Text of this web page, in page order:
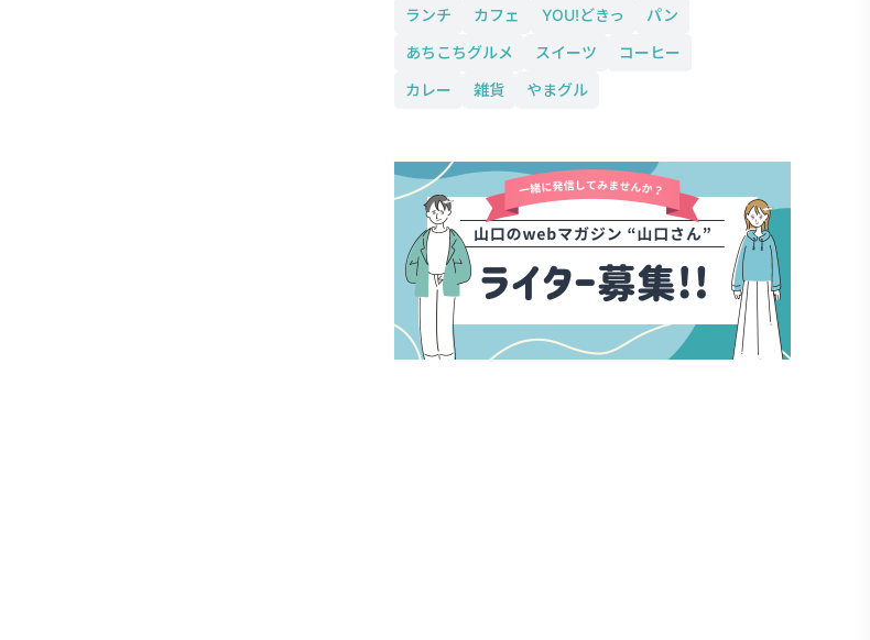
ランチ カフェ YOU!どきっ
パン
あちこちグルメ
スイーツ
コーヒー
カレー
雑貨 やまグル